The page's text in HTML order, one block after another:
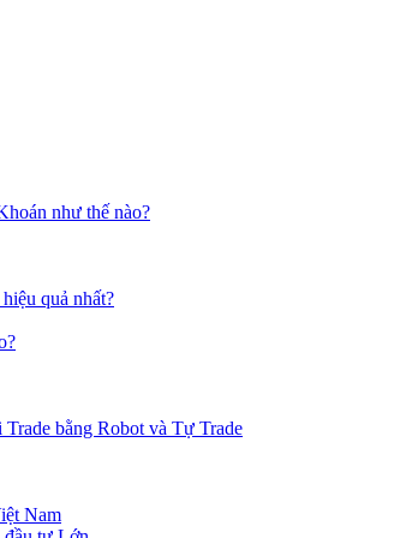
như thế nào?
quả nhất?
bằng Robot và Tự Trade
Nam